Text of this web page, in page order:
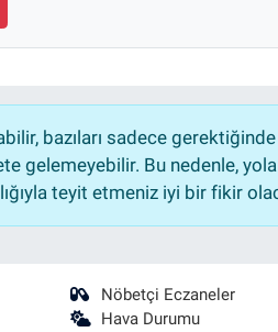
bazıları sadece
gelemeyebilir. Bu nedenle,
teyit etmeniz iyi bir fikir
Nöbetçi Eczaneler
Hava Durumu